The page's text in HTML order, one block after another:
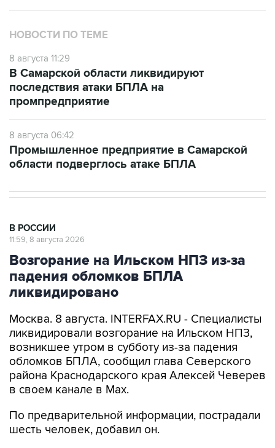
НОВОСТИ ПО ТЕМЕ
8 августа 11:29
В Самарской области ликвидируют
последствия атаки БПЛА на
промпредприятие
8 августа 06:42
Промышленное предприятие в Самарской
области подверглось атаке БПЛА
В РОССИИ
11:59, 8 августа 2026
Возгорание на Ильском НПЗ из-за
падения обломков БПЛА
ликвидировано
Москва. 8 августа. INTERFAX.RU - Специалисты
ликвидировали возгорание на Ильском НПЗ,
возникшее утром в субботу из-за падения
обломков БПЛА, сообщил глава Северского
района Краснодарского края Алексей Чеверев
в своем канале в Max.
По предварительной информации, пострадали
шесть человек, добавил он.